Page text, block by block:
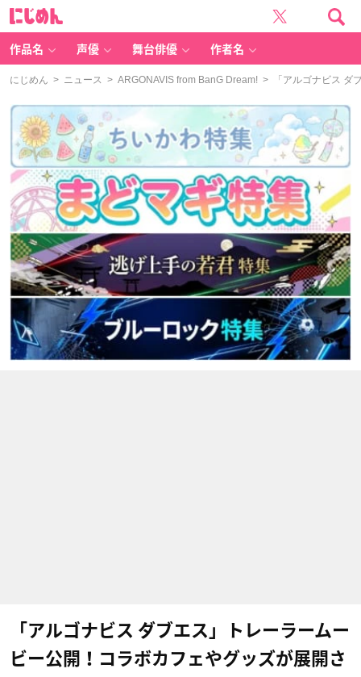
作品名 声優 舞台俳優 作者名
にじめん > ニュース > ARGONAVIS from BanG Dream! > 「アルゴナビス ダ
「アルゴナビス ダブエス」トレーラームー
ビー公開！コラボカフェやグッズが展開さ